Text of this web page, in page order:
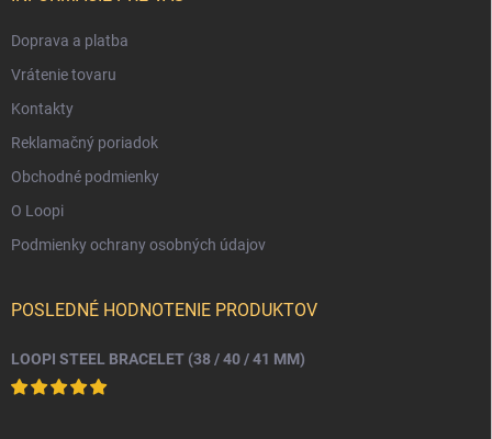
Doprava a platba
Vrátenie tovaru
Kontakty
Reklamačný poriadok
Obchodné podmienky
O Loopi
Podmienky ochrany osobných údajov
POSLEDNÉ HODNOTENIE PRODUKTOV
LOOPI STEEL BRACELET (38 / 40 / 41 MM)